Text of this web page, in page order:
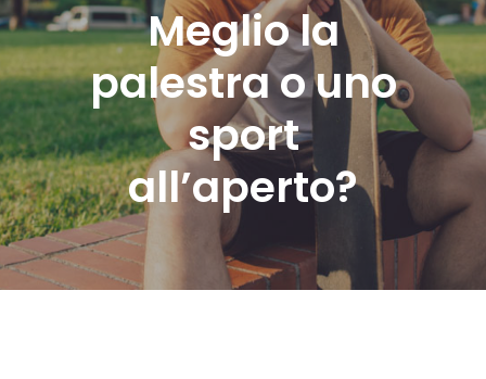
Meglio la
palestra o uno
sport
all’aperto?